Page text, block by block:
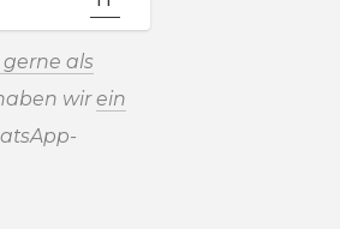
als
wirein